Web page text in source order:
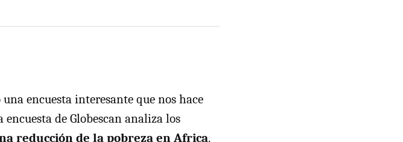
encuesta interesante que nos hace
de Globescan analiza los
reducción de la pobreza en Africa.